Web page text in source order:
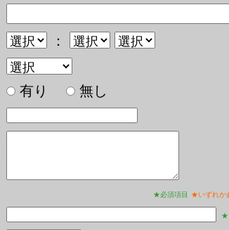
：
有り 無し
★必須項目 ★いずれか
★